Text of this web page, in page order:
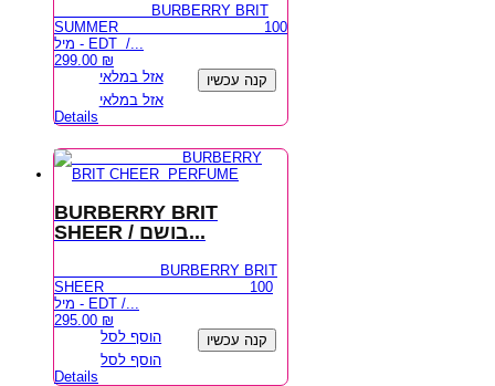
BURBERRY BRIT
SUMMER 100
מיל - EDT /...
299.00 ₪
אזל במלאי
קנה עכשיו
אזל במלאי
Details
BURBERRY BRIT
SHEER / בושם...
BURBERRY BRIT
SHEER 100
מיל - EDT /...
295.00 ₪
הוסף לסל
קנה עכשיו
הוסף לסל
Details